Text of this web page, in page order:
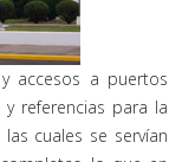
accesos a puertos
referencias para la
cuales se servían